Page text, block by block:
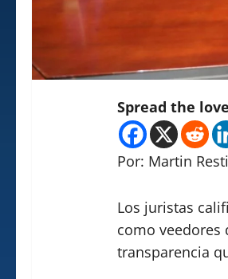
Spread the love
Por: Martin
Los juristas
como
transparencia